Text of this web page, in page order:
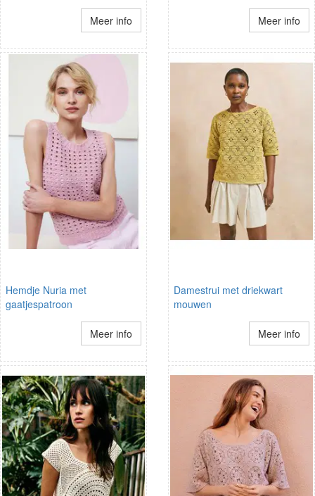
Meer info Meer info
Hemdje Nuria met
gaatjespatroon
Meer info
Damestrui met driekwart
mouwen
Meer info